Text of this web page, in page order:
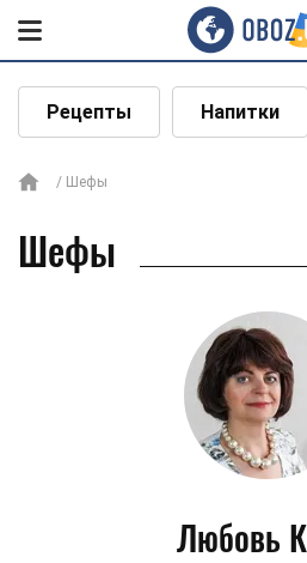
Рецепты Напитки
Шефы
Шефы
Любовь